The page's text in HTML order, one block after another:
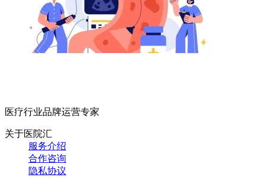
医疗行业品牌运营专家
关于医院汇
服务介绍
合作咨询
隐私协议